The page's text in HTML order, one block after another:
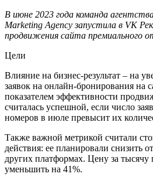
В июне 2023 года команда
Marketing Agency запустила в VK
продвижения сайта премиального
Цели
Влияние на бизнес-результат – на
заявок на онлайн-бронирования на
показателем эффективности
считалась успешной, если число
номеров в июле превысит их
Также важной метрикой считали
действия: ее планировали снизить
других платформах. Цену за тысячу
уменьшить на 41%.